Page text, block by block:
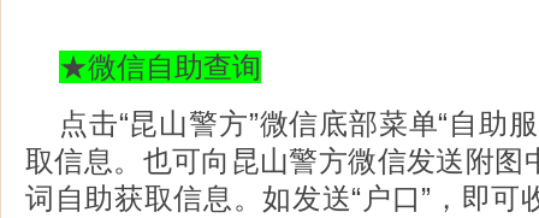
★微信自助查询
点击“昆山警方”微信底部菜单“自助
取信息。也可向昆山警方微信发送附图
词自助获取信息。如发送“户口”，即可